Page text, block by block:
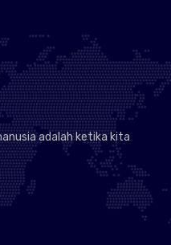
adalah ketika kita